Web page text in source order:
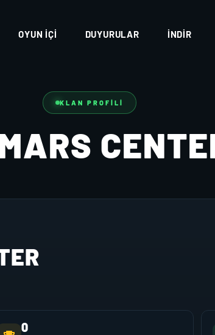
OYUN İÇI DUYURULAR İNDIR
KLAN PROFILI
0